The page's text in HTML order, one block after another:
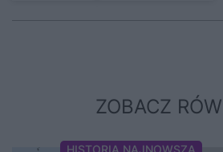
ZOBACZ
HISTORIA NAJNOWSZA